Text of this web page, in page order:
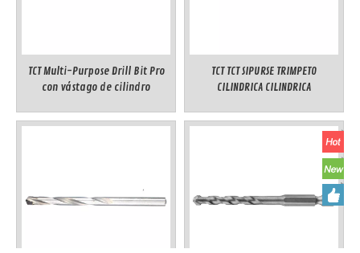
TCT Multi-Purpose Drill Bit Pro
con vástago de cilindro
TCT TCT SIPURSE TRIMPETO
CILINDRICA CILINDRICA